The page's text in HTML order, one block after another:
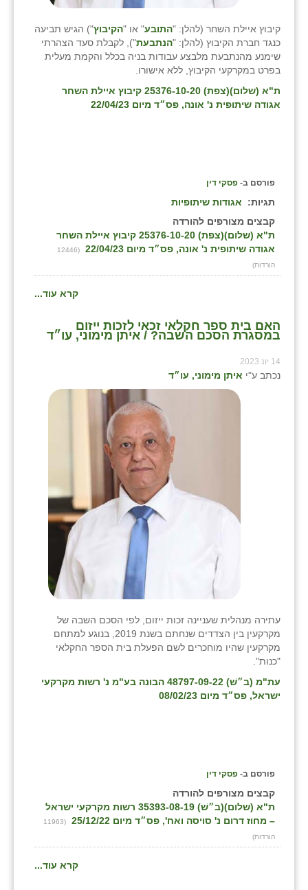
קיבוץ איילת השחר (להלן: "התובע" או "הקיבוץ") הגיש תביעה
כנגד חברת הקיבוץ (להלן: "הנתבעת"), לקבלת סעד הצהרתי
שימנע מהנתבעת מלבצע עבודות בניה בכלל והקמת מעלית
בפרט במקרקעי הקיבוץ, ללא אישורו.
ת"א (שלום)(צפת) 25376-10-20 קיבוץ איילת השחר
אגודה שיתופית נ' אונה, פס״ד מיום 22/04/23
פורסם ב- פסקי דין
תגיות:
אגודות שיתופיות
קבצים מצורפים להורדה
ת"א (שלום)(צפת) 25376-10-20 קיבוץ איילת השחר
אגודה שיתופית נ' אונה, פס״ד מיום 22/04/23
(12446
הורדות)
קרא עוד...
האם בית ספר חקלאי זכאי לזכות ייזום
במסגרת הסכם השבה? / איתן מימוני, עו״ד
14 יונ 2023
נכתב ע"י איתן מימוני, עו״ד
עתירה מנהלית שעניינה זכות ייזום, לפי הסכם השבה של
מקרקעין בין הצדדים שנחתם בשנת 2019, בנוגע למתחם
מקרקעין שהיו מוחכרים לשם הפעלת בית הספר החקלאי
"כנות".
עת"מ (ב״שׁ) 48797-09-22 הבונה בע"מ נ' רשות מקרקעי
ישראל, פס״ד מיום 08/02/23
פורסם ב- פסקי דין
קבצים מצורפים להורדה
ת"א (שלום)(ב״שׁ) 35393-08-19 רשות מקרקעי ישראל
– מחוז דרום נ' סויסה ואח', פס״ד מיום 25/12/22
(11963
הורדות)
קרא עוד...
מנחמיה
נאות הכיכר
נהריה (אג״ש)
עמרים
קורנית
קלחים
רימונים
רמות השבים